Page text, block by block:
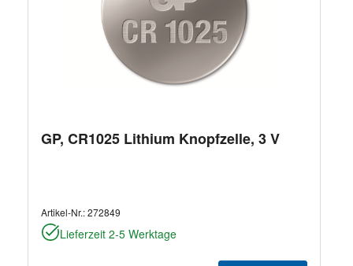
GP, CR1025 Lithium Knopfzelle, 3 V
Artikel-Nr.:272849
Lieferzeit 2-5 Werktage